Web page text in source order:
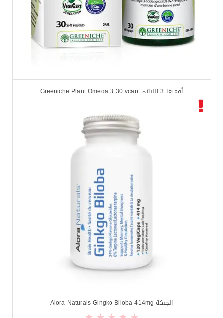
أوميغا 3 النباتي Greeniche Plant Omega 3 30 vcap
$19.99
$15.99
الجنكة Alora Naturals Gingko Biloba 414mg